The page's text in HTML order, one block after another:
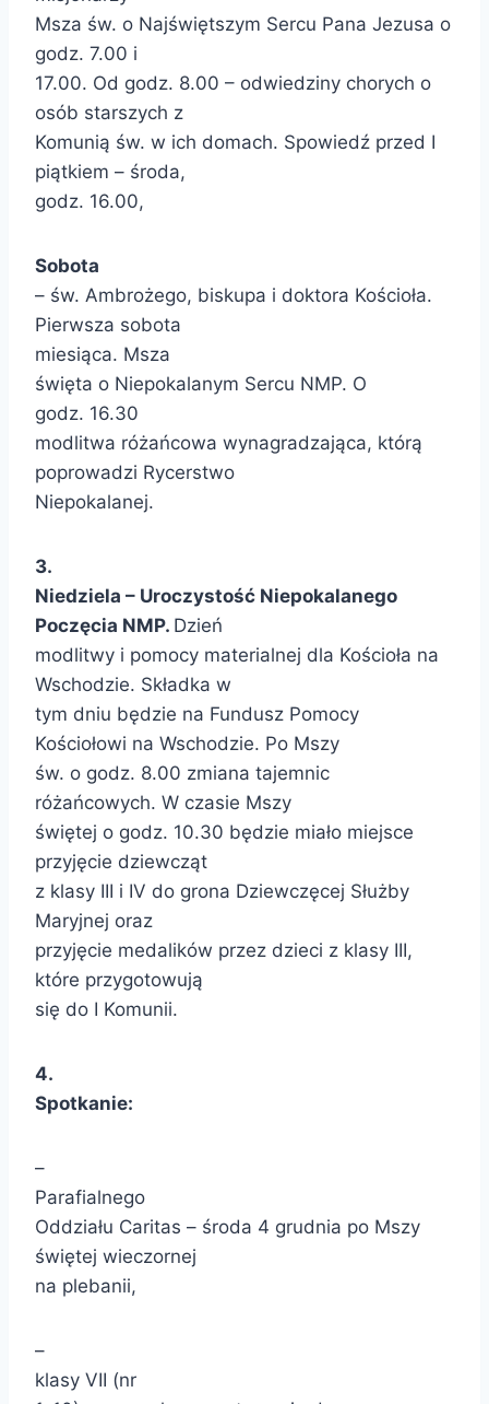
Msza św. o Najświętszym Sercu Pana Jezusa o
godz. 7.00 i
17.00. Od godz. 8.00 – odwiedziny chorych o
osób starszych z
Komunią św. w ich domach. Spowiedź przed I
piątkiem – środa,
godz. 16.00,
Sobota
– św. Ambrożego, biskupa i doktora Kościoła.
Pierwsza sobota
miesiąca. Msza
święta o Niepokalanym Sercu NMP. O
godz. 16.30
modlitwa różańcowa wynagradzająca, którą
poprowadzi Rycerstwo
Niepokalanej.
3.
Niedziela – Uroczystość Niepokalanego
Poczęcia NMP. Dzień
modlitwy i pomocy materialnej dla Kościoła na
Wschodzie. Składka w
tym dniu będzie na Fundusz Pomocy
Kościołowi na Wschodzie. Po Mszy
św. o godz. 8.00 zmiana tajemnic
różańcowych. W czasie Mszy
świętej o godz. 10.30 będzie miało miejsce
przyjęcie dziewcząt
z klasy III i IV do grona Dziewczęcej Służby
Maryjnej oraz
przyjęcie medalików przez dzieci z klasy III,
które przygotowują
się do I Komunii.
4.
Spotkanie:
–
Parafialnego
Oddziału Caritas – środa 4 grudnia po Mszy
świętej wieczornej
na plebanii,
–
klasy VII (nr